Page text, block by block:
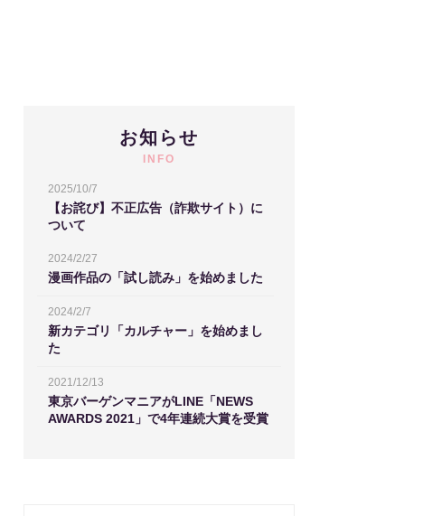
お知らせ
INFO
2025/10/7
【お詫び】不正広告（詐欺サイト）に
ついて
2024/2/27
漫画作品の「試し読み」を始めました
2024/2/7
新カテゴリ「カルチャー」を始めまし
た
2021/12/13
東京バーゲンマニアがLINE「NEWS
AWARDS 2021」で4年連続大賞を受賞